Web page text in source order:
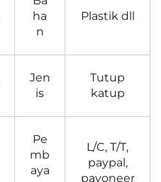
ha
n
Plastik dll
Jen
is
Tutup
katup
Pe
mb
aya
L/C, T/T,
paypal,
payoneer